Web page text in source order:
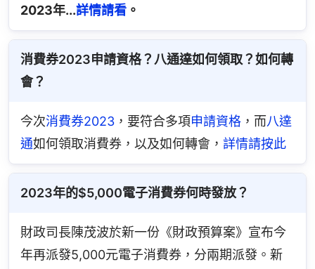
2023年...詳情請看 。
消費券2023申請資格？八通達如何領取？如何轉
會？
今次消費券2023 ，要符合多項申請資格 ，而八達
通如何領取消費券，以及如何轉會， 詳情請按此
2023年的$5,000電子消費券何時發放？
財政司長陳茂波於新一份《財政預算案》宣布今
年再派發5,000元電子消費券，分兩期派發。新